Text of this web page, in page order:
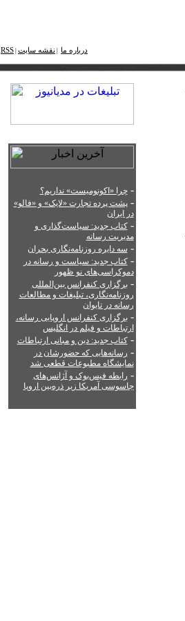
درباره ما نقشه ‌سایت RSS
-چرا «اکونومیست» نداریم؟
-پشت‌ پرده تجارت «لایک» و «فالو»
در ایران
-کتاب جدید: سیاست‌گذاری و
مدیریت رسانه
- سه دایره روزنامه‌نگاری بحران
-کتاب جدید: سیاست‌ و رسانه در
دموکراسی‌های نو ظهور
-برگزاری کنفرانس بین‌المللی
روزنامه‌نگاری، تبلیغات و مطالعات
رسانه در تایوان
-برگزاری کنفرانس اروپایی رسانه،
ارتباطات و فیلم در انگلیس
-کتاب جدید: دین و مبانی ارتباطات
- رسانه‌هایی که حضورشان در
نمایشگاه مطبوعات قطعی شد
- رابطه فیس‌بوک و آژانس‌های
جاسوسی آمریکا زیر ذره‌بین اروپا